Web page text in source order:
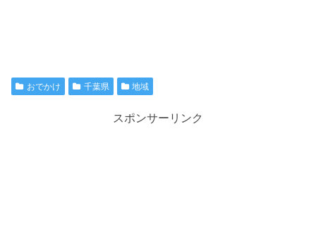
おでかけ 千葉県 地域
スポンサーリンク